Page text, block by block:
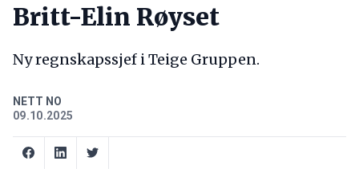
Britt-Elin Røyset
Ny regnskapssjef i Teige Gruppen.
NETT NO
09.10.2025